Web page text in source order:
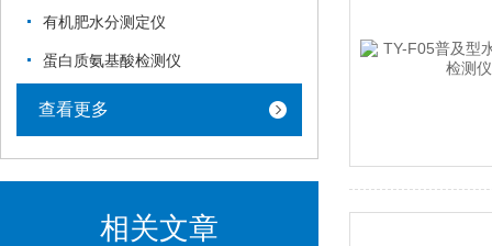
有机肥水分测定仪
蛋白质氨基酸检测仪
查看更多
相关文章